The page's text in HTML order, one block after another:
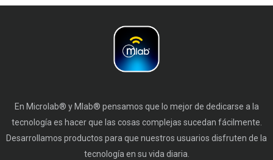
En Microlab® y Mlab® pensamos que lo mejor de dedicarse a la
tecnología es hacer que las cosas complejas sucedan fácilmente.
Desarrollamos productos para que nuestros usuarios disfruten de la
tecnología en su vida diaria.